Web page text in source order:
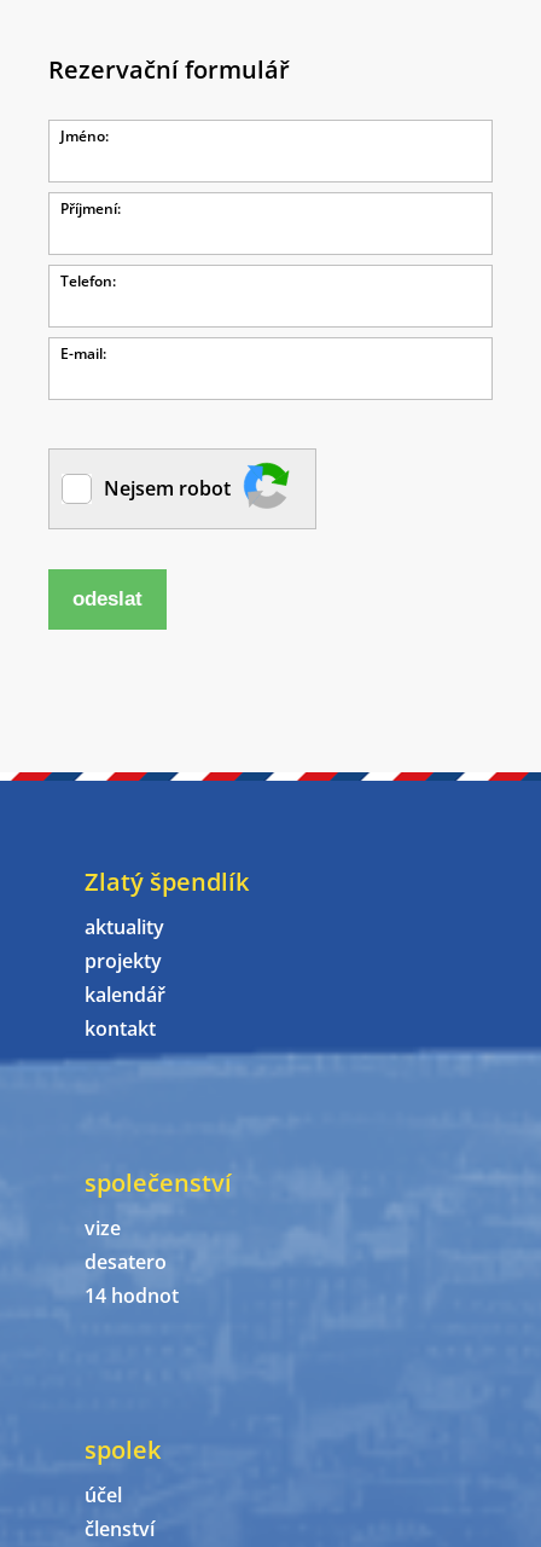
Rezervační formulář
Jméno:
Příjmení:
Telefon:
E-mail:
Nejsem robot
odeslat
Zlatý špendlík
aktuality
projekty
kalendář
kontakt
společenství
vize
desatero
14 hodnot
spolek
účel
členství